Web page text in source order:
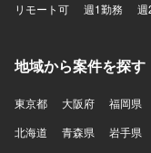
リモート可 週1勤務 週
地域から案件を探す
東京都 大阪府 福岡県
北海道
青森県 岩手県